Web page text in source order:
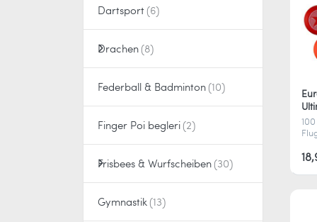
Dartsport
Drachen
Federball & Badminton
Finger Poi begleri
Frisbees & Wurfscheiben
Gymnastik
100
zu